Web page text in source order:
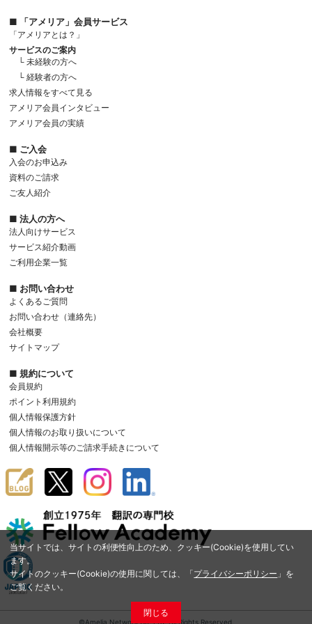
当サイトでは、サイトの利便性向上のため、クッキー(Cookie)を使用してい
ます。
サイトのクッキー(Cookie)の使用に関しては、「プライバシーポリシー 」を
ご覧ください。
閉じる
■ 「アメリア」会員サービス
「アメリアとは？」
サービスのご案内
└ 未経験の方へ
└ 経験者の方へ
求人情報をすべて見る
アメリア会員インタビュー
アメリア会員の実績
■ ご入会
入会のお申込み
資料のご請求
ご友人紹介
■ 法人の方へ
法人向けサービス
サービス紹介動画
ご利用企業一覧
■ お問い合わせ
よくあるご質問
お問い合わせ（連絡先）
会社概要
サイトマップ
■ 規約について
会員規約
ポイント利用規約
個人情報保護方針
個人情報のお取り扱いについて
個人情報開示等のご請求手続きについて
©Amelia Network Co.,Ltd. All Rights Reserved.